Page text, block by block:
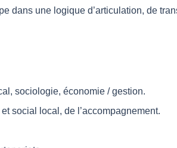
dans une logique d’articulation, de
sociologie, économie / gestion.
social local, de l’accompagnement.